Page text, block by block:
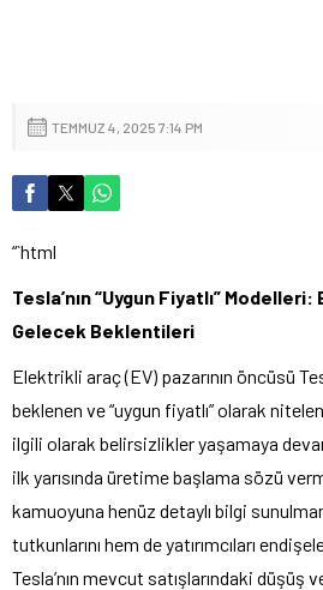
TEMMUZ 4, 2025 7:14 PM
“`html
Tesla’nın “Uygun Fiyatlı”
Gelecek Beklentileri
Elektrikli araç (EV) pazarının öncüsü
beklenen ve “uygun fiyatlı” olarak
ilgili olarak belirsizlikler yaşamaya
ilk yarısında üretime başlama sözü
kamuoyuna henüz detaylı bilgi
tutkunlarını hem de yatırımcıları
Tesla’nın mevcut satışlarındaki düşüş